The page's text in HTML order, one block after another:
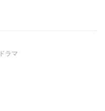
ドラマ